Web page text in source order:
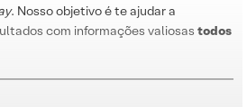
. Nosso objetivo é te ajudar a
com informações valiosas todos